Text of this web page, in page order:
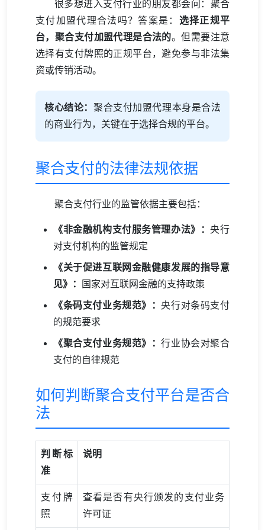
很多想进入支付行业的朋友都会问：聚合
支付加盟代理合法吗？答案是： 选择正规平
台，聚合支付加盟代理是合法的。但需要注意
选择有支付牌照的正规平台，避免参与非法集
资或传销活动。
核心结论： 聚合支付加盟代理本身是合法
的商业行为，关键在于选择合规的平台。
聚合支付的法律法规依据
聚合支付行业的监管依据主要包括：
《非金融机构支付服务管理办法》：央行
对支付机构的监管规定
《关于促进互联网金融健康发展的指导意
见》：
国家对互联网金融的支持政策
《条码支付业务规范》：央行对条码支付
的规范要求
《聚合支付业务规范》：行业协会对聚合
支付的自律规范
如何判断聚合支付平台是否合
法
判断标
准
说明
支付牌
照
查看是否有央行颁发的支付业务
许可证